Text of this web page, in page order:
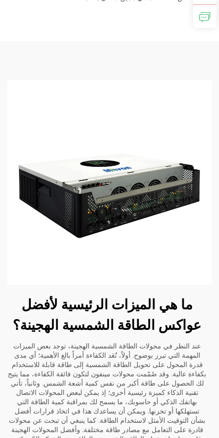
ما هي الميزات الرئيسية لأفضل
عواكس الطاقة الشمسية الهجينة؟
عند النظر في محولات الطاقة الشمسية الهجينة، توجد بعض الميزات
المهمة التي تبرز بوضوح. أولاً، تُعَد الكفاءة أمراً بالغ الأهمية؛ أي مدى
قدرة المحول على تحويل الطاقة الشمسية إلى طاقة قابلة للاستخدام
بكفاءة عالية. وقد صُمّمت محولات مينفون لتكون فائقة الكفاءة، مما يتيح
لك الحصول على طاقة أكبر من نفس كمية أشعة الشمس. وثانياً، تأتي
تقنية الذكاء كميزة رئيسية أخرى؛ إذ يمكن لبعض المحولات الاتصال
بهاتفك الذكي أو حاسوبك، ما يسمح لك بمراقبة كمية الطاقة التي
تستهلكها أو تخزنها. ويمكن أن يساعدك هذا في اتخاذ قرارات أفضل
بشأن التوقيت الأمثل لاستخدام الطاقة. كما ينبغي أن تبحث عن محولات
قادرة على التعامل مع مصادر طاقة مختلفة. وأفضل المحولات الهجينة